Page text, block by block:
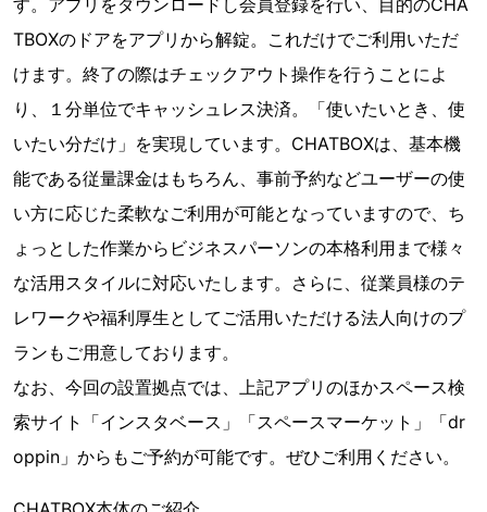
TBOXのドアをアプリから解錠。これだけでご利用いただ
けます。終了の際はチェックアウト操作を行うことによ
り、１分単位でキャッシュレス決済。「使いたいとき、使
いたい分だけ」を実現しています。CHATBOXは、基本機
能である従量課金はもちろん、事前予約などユーザーの使
い方に応じた柔軟なご利用が可能となっていますので、ち
ょっとした作業からビジネスパーソンの本格利用まで様々
な活用スタイルに対応いたします。さらに、従業員様のテ
レワークや福利厚生としてご活用いただける法人向けのプ
ランもご用意しております。
なお、今回の設置拠点では、上記アプリのほかスペース検
索サイト「インスタベース」「スペースマーケット」「dr
oppin」からもご予約が可能です。ぜひご利用ください。